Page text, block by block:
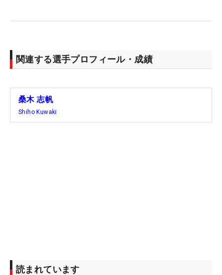
75S）
5I～PW：ブリヂストンTOUR B X-CB
S）
関連する選手プロフィール・成績
桑木 志帆
Shiho Kuwaki
読まれています